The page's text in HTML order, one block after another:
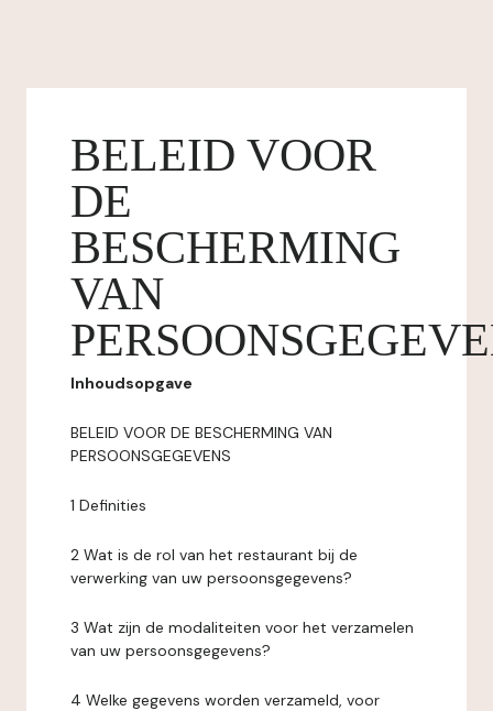
BELEID VOOR
DE
BESCHERMING
VAN
Inhoudsopgave
BELEID VOOR DE BESCHERMING VAN
PERSOONSGEGEVENS
1 Definities
2 Wat is de rol van het restaurant bij de
verwerking van uw persoonsgegevens?
3 Wat zijn de modaliteiten voor het verzamelen
van uw persoonsgegevens?
4 Welke gegevens worden verzameld, voor